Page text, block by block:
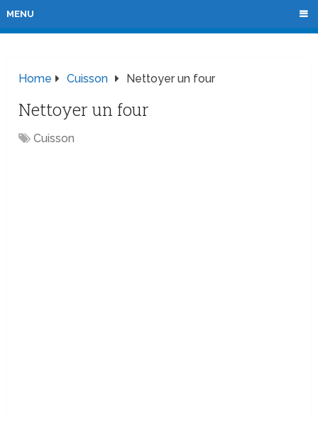
MENU
Home Cuisson Nettoyer un four
Nettoyer un four
Cuisson